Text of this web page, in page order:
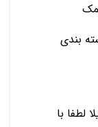
بندی
لطفا با